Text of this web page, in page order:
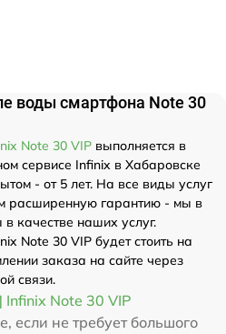
воды смартфона Note 30
Note 30 VIP выполняется в
сервисе Infinix в Хабаровске
- от 5 лет. На все виды услуг
расширенную гарантию - мы в
качестве наших услуг.
Note 30 VIP будет стоить на
заказа на сайте через
связи.
Note 30 VIP
если не требует большого